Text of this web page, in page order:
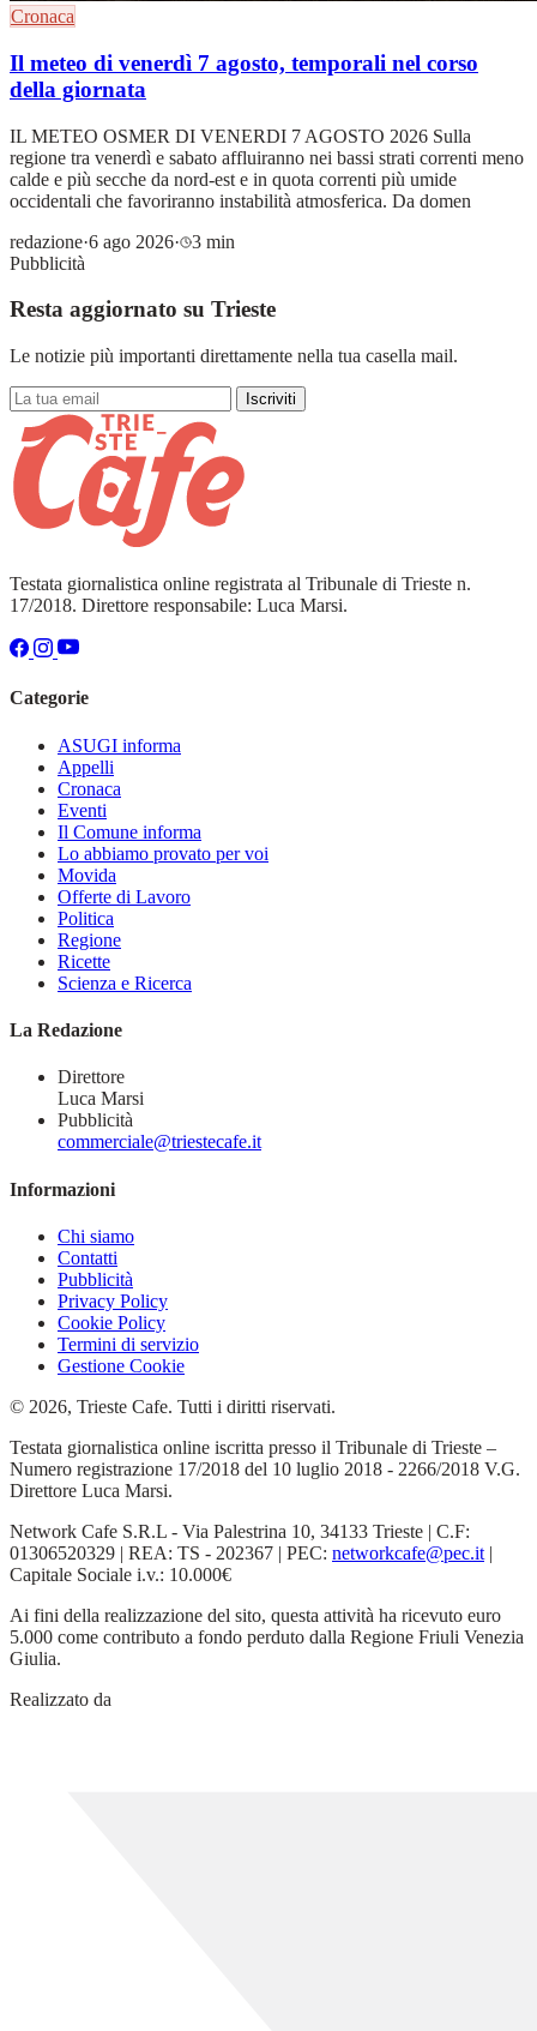
Cronaca
Il meteo di venerdì 7 agosto, temporali nel corso
della giornata
IL METEO OSMER DI VENERDI 7 AGOSTO 2026 Sulla
regione tra venerdì e sabato affluiranno nei bassi strati correnti meno
calde e più secche da nord-est e in quota correnti più umide
occidentali che favoriranno instabilità atmosferica. Da domen
redazione·6 ago 2026·
3 min
Pubblicità
Resta aggiornato su Trieste
Le notizie più importanti direttamente nella tua casella mail.
Iscriviti
Testata giornalistica online registrata al Tribunale di Trieste n.
17/2018. Direttore responsabile: Luca Marsi.
Categorie
ASUGI informa
Appelli
Cronaca
Eventi
Il Comune informa
Lo abbiamo provato per voi
Movida
Offerte di Lavoro
Politica
Regione
Ricette
Scienza e Ricerca
La Redazione
Direttore
Luca Marsi
Pubblicità
commerciale@triestecafe.it
Informazioni
Chi siamo
Contatti
Pubblicità
Privacy Policy
Cookie Policy
Termini di servizio
Gestione Cookie
© 2026, Trieste Cafe. Tutti i diritti riservati.
Testata giornalistica online iscritta presso il Tribunale di Trieste –
Numero registrazione 17/2018 del 10 luglio 2018 - 2266/2018 V.G.
Direttore Luca Marsi.
Network Cafe S.R.L - Via Palestrina 10, 34133 Trieste | C.F:
01306520329 | REA: TS - 202367 | PEC: networkcafe@pec.it |
Capitale Sociale i.v.: 10.000€
Ai fini della realizzazione del sito, questa attività ha ricevuto euro
5.000 come contributo a fondo perduto dalla Regione Friuli Venezia
Giulia.
Realizzato da